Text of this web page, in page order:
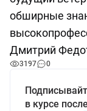
обширные
Дмитрий
3197 0
в курсе